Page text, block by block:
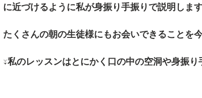
に近づけるように私が身振り手振りで説明します
たくさんの朝の生徒様にもお会いできることを
↓私のレッスンはとにかく口の中の空洞や身振